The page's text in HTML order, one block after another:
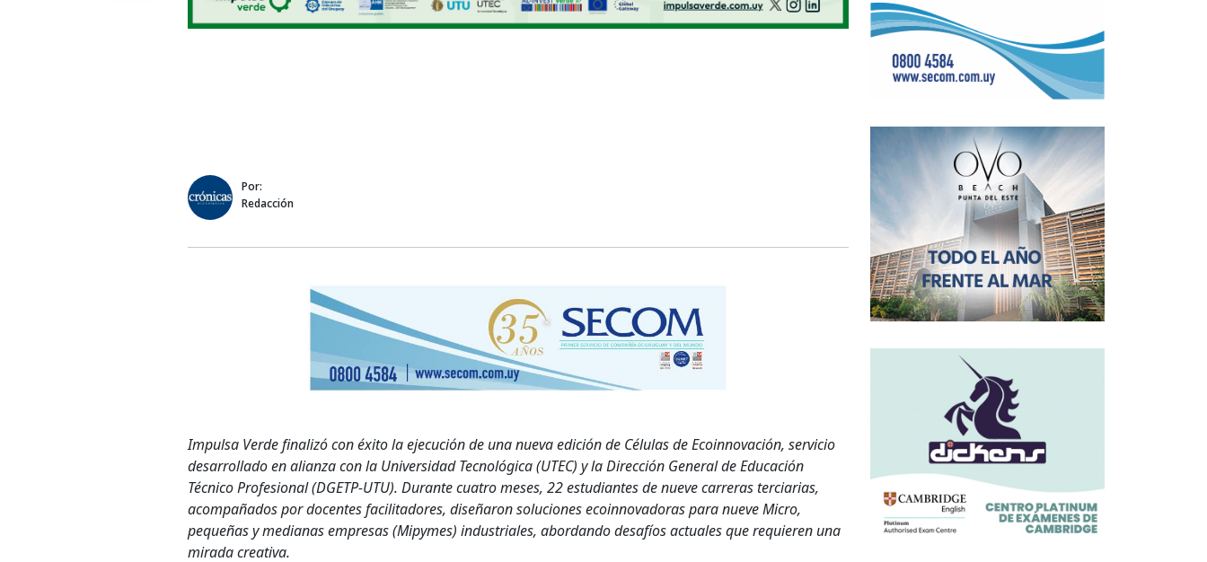
Por:
Redacción
Impulsa Verde finalizó con éxito la ejecución de una nueva edición de Células de Ecoinnovación, servicio
desarrollado en alianza con la Universidad Tecnológica (UTEC) y la Dirección General de Educación
Técnico Profesional (DGETP-UTU). Durante cuatro meses, 22 estudiantes de nueve carreras terciarias,
acompañados por docentes facilitadores, diseñaron soluciones ecoinnovadoras para nueve Micro,
pequeñas y medianas empresas (Mipymes) industriales, abordando desafíos actuales que requieren una
mirada creativa.